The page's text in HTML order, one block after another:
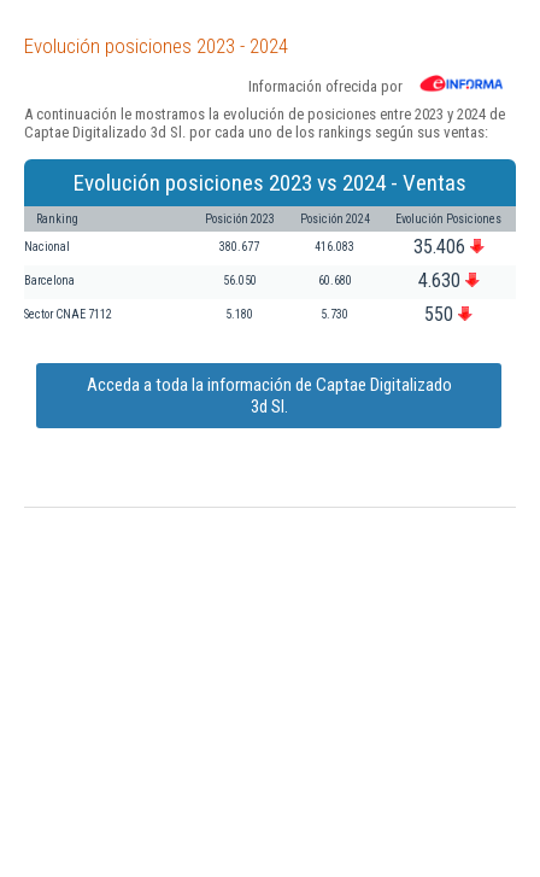
Evolución posiciones 2023 - 2024
Información ofrecida por
A continuación le mostramos la evolución de posiciones entre 2023 y 2024 de
Captae Digitalizado 3d Sl. por cada uno de los rankings según sus ventas:
Evolución posiciones 2023 vs 2024 - Ventas
Ranking Posición 2023 Posición 2024 Evolución Posiciones
Nacional 380.677 416.083 35.406
Barcelona 56.050 60.680 4.630
Sector CNAE 7112 5.180 5.730 550
Acceda a toda la información de Captae Digitalizado
3d Sl.